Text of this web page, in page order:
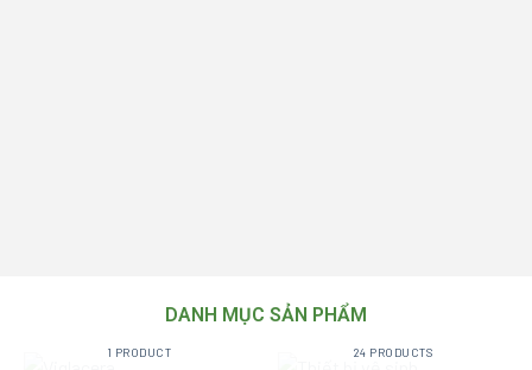
DANH MỤC SẢN PHẨM
1 PRODUCT 24 PRODUCTS